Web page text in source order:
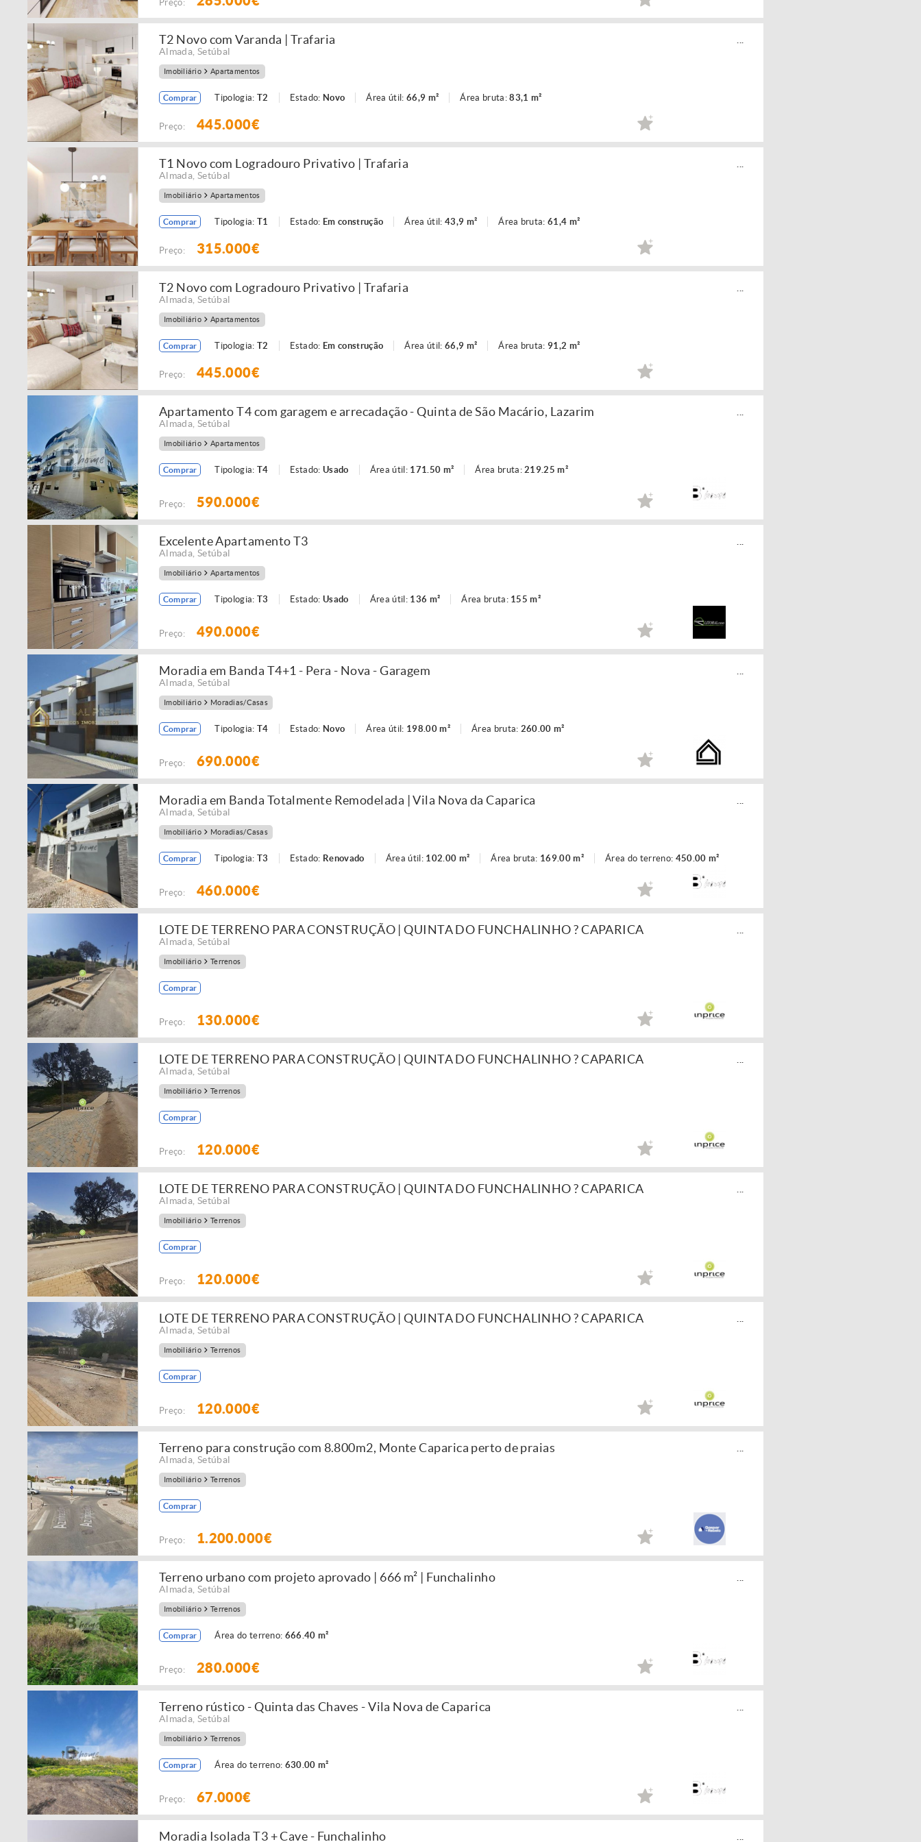
Preço:
T2 Novo com Varanda | Trafaria
Almada Setúbal
Imobiliário Apartamentos
Comprar Tipologia: T2 Estado: Novo Área útil: 66,9 m² Área bruta:83,1 m²
Preço: 445.000€
T1 Novo com Logradouro Privativo | Trafaria
Almada Setúbal
Imobiliário Apartamentos
Comprar Tipologia: T1 Estado: Em construção Área útil: 43,9 m² Área bruta:61,4 m²
Preço: 315.000€
T2 Novo com Logradouro Privativo | Trafaria
Almada Setúbal
Imobiliário Apartamentos
Comprar Tipologia: T2 Estado: Em construção Área útil: 66,9 m² Área bruta: 91,2 m²
Preço: 445.000€
Apartamento T4 com garagem e arrecadação - Quinta de São Macário, Lazarim
Almada Setúbal
Imobiliário Apartamentos
Comprar Tipologia: T4 Estado:Usado Área útil: 171.50 m² Área bruta:219.25 m²
Preço: 590.000€
Excelente Apartamento T3
Almada Setúbal
Imobiliário Apartamentos
Comprar Tipologia: T3 Estado:Usado Área útil: 136 m² Área bruta: 155 m²
Preço: 490.000€
Moradia em Banda T4+1 - Pera - Nova - Garagem
Almada Setúbal
Imobiliário Moradias/Casas
Comprar Tipologia: T4 Estado: Novo Área útil: 198.00 m² Área bruta: 260.00 m²
Preço: 690.000€
Moradia em Banda Totalmente Remodelada | Vila Nova da Caparica
Almada Setúbal
Imobiliário Moradias/Casas
Comprar Tipologia: T3 Estado: Renovado Área útil: 102.00 m² Área bruta: 169.00 m² Área do terreno: 450.00 m²
Preço: 460.000€
LOTE DE TERRENO PARA CONSTRUÇÃO | QUINTA DO FUNCHALINHO ? CAPARICA
Almada Setúbal
Imobiliário Terrenos
Comprar
Preço: 130.000€
LOTE DE TERRENO PARA CONSTRUÇÃO | QUINTA DO FUNCHALINHO ? CAPARICA
Almada Setúbal
Imobiliário Terrenos
Comprar
Preço: 120.000€
LOTE DE TERRENO PARA CONSTRUÇÃO | QUINTA DO FUNCHALINHO ? CAPARICA
Almada Setúbal
Imobiliário Terrenos
Comprar
Preço: 120.000€
LOTE DE TERRENO PARA CONSTRUÇÃO | QUINTA DO FUNCHALINHO ? CAPARICA
Almada Setúbal
Imobiliário Terrenos
Comprar
Preço: 120.000€
Terreno para construção com 8.800m2, Monte Caparica perto de praias
Almada Setúbal
Imobiliário Terrenos
Comprar
Preço: 1.200.000€
Terreno urbano com projeto aprovado | 666 m² | Funchalinho
Almada Setúbal
Imobiliário Terrenos
Comprar Área do terreno: 666.40 m²
Preço: 280.000€
Terreno rústico - Quinta das Chaves - Vila Nova de Caparica
Almada Setúbal
Imobiliário Terrenos
Comprar Área do terreno: 630.00 m²
Preço: 67.000€
Moradia Isolada T3 + Cave - Funchalinho